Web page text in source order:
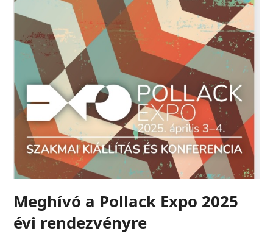
Meghívó a Pollack Expo 2025
évi rendezvényre